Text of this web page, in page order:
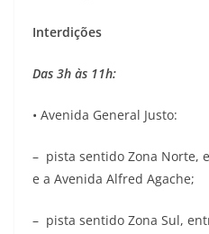
Interdições
Das 3h às 11h:
• Avenida General Justo:
– pista sentido Zona Norte,
e a Avenida Alfred Agache;
– pista sentido Zona Sul,